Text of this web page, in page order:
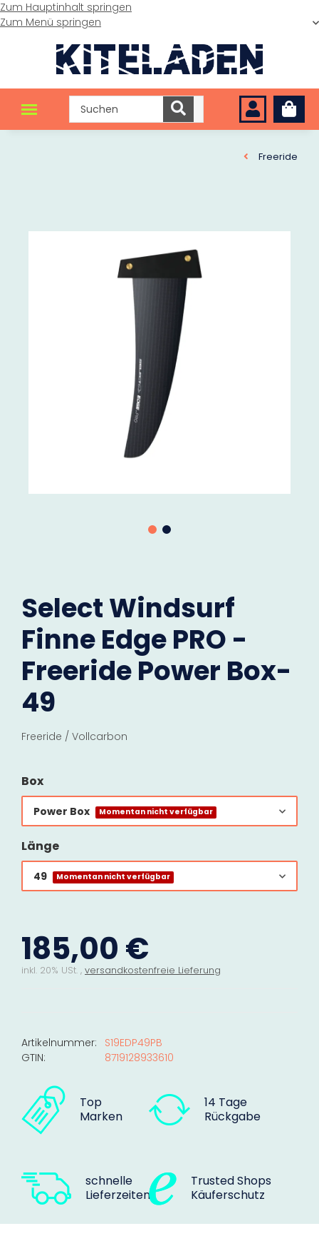
Zum Hauptinhalt springen
Zum Menü springen
Freeride
Select Windsurf
Finne Edge PRO -
Freeride Power Box-
49
Freeride / Vollcarbon
Box
Power Box Momentan nicht verfügbar
Länge
49 Momentan nicht verfügbar
185,00 €
inkl. 20% USt. , versandkostenfreie Lieferung
Artikelnummer:
S19EDP49PB
GTIN:
8719128933610
Top
Marken
14 Tage
Rückgabe
schnelle
Lieferzeiten
Trusted Shops
Käuferschutz